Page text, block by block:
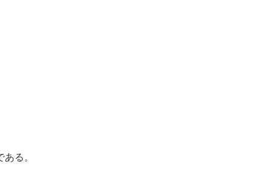
る。